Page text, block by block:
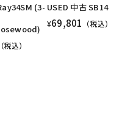
(3-
（税込）
USED 中古 SB14
¥69,801 （税込）